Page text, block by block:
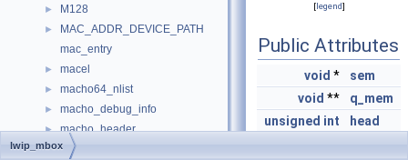
► M128
►
MAC_ADDR_DEVICE_PATH
mac_entry
► macel
► macho64_nlist
► macho_debug_info
► macho_header
► macho_info
[legend]
Public Attributes
void *
sem
void **
q_mem
unsigned int
head
lwip_mbox